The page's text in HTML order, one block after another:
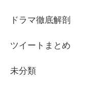
ドラマ徹底解剖
ツイートまとめ
未分類